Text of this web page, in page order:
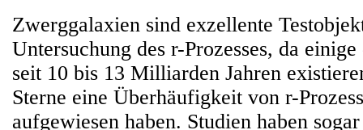
Zwerggalaxien sind exzellente
Untersuchung des r-Prozesses, da
seit 10 bis 13 Milliarden Jahren
Sterne eine Überhäufigkeit von r-
aufgewiesen haben. Studien haben